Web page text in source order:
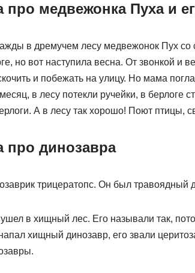
про медвежонка Пуха и
в дремучем лесу медвежонок Пух со
но вот наступила весна. От звонкой и
и побежать на улицу. Но мама
в лесу потекли ручейки, в берлоге
А в лесу так хорошо! Поют птицы,
про динозавра
трицератопс. Он был травоядный
ушел в хищный лес. Его называли так,
хищный динозавр, его звали